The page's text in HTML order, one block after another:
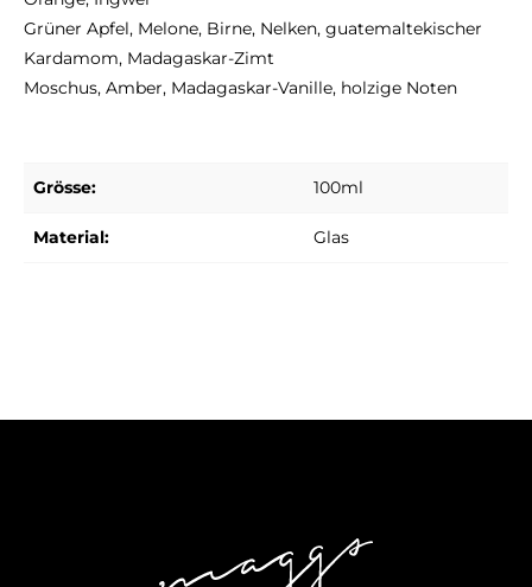
Grüner Apfel, Melone, Birne, Nelken, guatemaltekischer
Kardamom, Madagaskar-Zimt
Moschus, Amber, Madagaskar-Vanille, holzige Noten
Grösse: 100ml
Material: Glas